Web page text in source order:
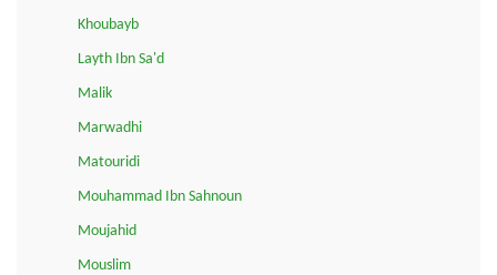
Khoubayb
Layth Ibn Sa'd
Malik
Marwadhi
Matouridi
Mouhammad Ibn Sahnoun
Moujahid
Mouslim